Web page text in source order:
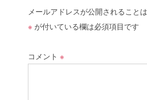
メールアドレスが公開されることは
※ が付いている欄は必須項目です
コメント ※